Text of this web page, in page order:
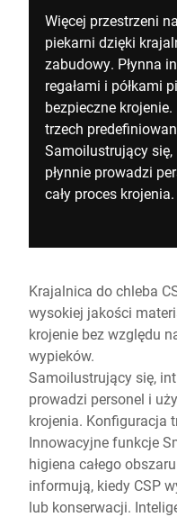
Więcej przestrzeni
piekarni dzięki
zabudowy. Płynna
regałami i półkami
bezpieczne
trzech
Samoilustrujący
płynnie prowadzi
cały proces krojenia.
Krajalnica do chleba
wysokiej jakości
krojenie bez względu
wypieków.
Samoilustrujący się,
prowadzi personel i
krojenia. Konfiguracja
Innowacyjne funkcje
higiena całego
informują, kiedy CSP
lub konserwacji.